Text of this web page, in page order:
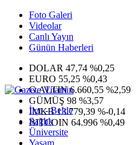
Foto Galeri
Videolar
Canlı Yayın
Günün Haberleri
DOLAR 47,74 %0,25
EURO 55,25 %0,43
G.ALTIN6.660,55 %2,59
GÜMÜŞ 98 %3,57
IMKB13.779,39 %-0,14
BITCOIN 64.996 %0,49
İlçe - Belde
Sağlık
Üniversite
Yaşam